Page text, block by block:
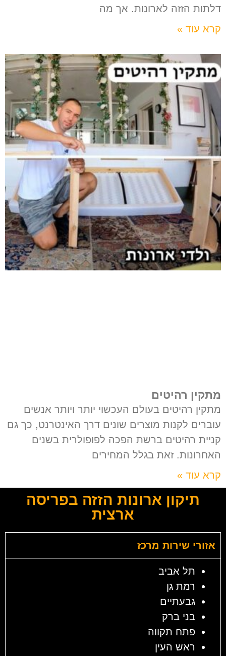
דלתות הזזה לארונות. אך מה
קרא עוד »
מתקין רהיטים
מתקין רהיטים בעולם העכשוי יותר ויותר אנשים
עוברים לקנות מוצרים שונים דרך האינטרנט, כך גם
קניית רהיטים ברשת הפכה לפופולרית בשנים
האחרונות. זאת בגלל המחירים
קרא עוד »
תיקון ארונות הזזה בפריסה
ארצית
אזורי שירות מרכז
תל אביב
רמת גן
גבעתיים
בני ברק
פתח תקווה
ראש העין